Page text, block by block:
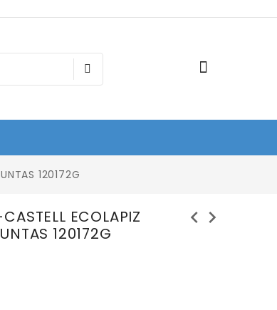
120172G
ECOLAPIZ
120172G
chevron_left chevron_right